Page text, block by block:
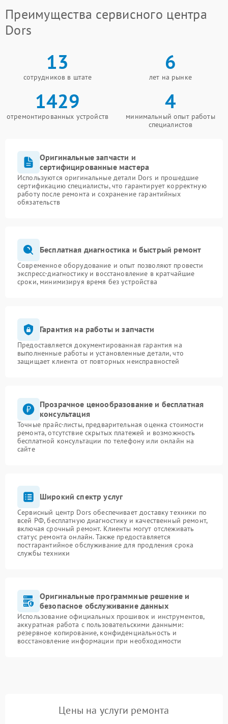
Преимущества сервисного центра
Dors
13
сотрудников в штате
6
лет на рынке
1429
отремонтированных устройств
4
минимальный опыт работы
специалистов
Оригинальные запчасти и
сертифицированные мастера
Используются оригинальные детали Dors и прошедшие
сертификацию специалисты, что гарантирует корректную
работу после ремонта и сохранение гарантийных
обязательств
Бесплатная диагностика и быстрый ремонт
Современное оборудование и опыт позволяют провести
экспресс-диагностику и восстановление в кратчайшие
сроки, минимизируя время без устройства
Гарантия на работы и запчасти
Предоставляется документированная гарантия на
выполненные работы и установленные детали, что
защищает клиента от повторных неисправностей
Прозрачное ценообразование и бесплатная
консультация
Точные прайс-листы, предварительная оценка стоимости
ремонта, отсутствие скрытых платежей и возможность
бесплатной консультации по телефону или онлайн на
сайте
Широкий спектр услуг
Сервисный центр Dors обеспечивает доставку техники по
всей РФ, бесплатную диагностику и качественный ремонт,
включая срочный ремонт. Клиенты могут отслеживать
статус ремонта онлайн. Также предоставляется
постгарантийное обслуживание для продления срока
службы техники
Оригинальные программные решение и
безопасное обслуживание данных
Использование официальных прошивок и инструментов,
аккуратная работа с пользовательскими данными:
резервное копирование, конфиденциальность и
восстановление информации при необходимости
Цены на услуги ремонта